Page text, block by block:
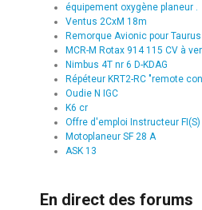
équipement oxygène planeur .
Ventus 2CxM 18m
Remorque Avionic pour Taurus
MCR-M Rotax 914 115 CV à
Nimbus 4T nr 6 D-KDAG
Répéteur KRT2-RC "remote
Oudie N IGC
K6 cr
Offre d'emploi Instructeur
Motoplaneur SF 28 A
ASK 13
En direct des forums